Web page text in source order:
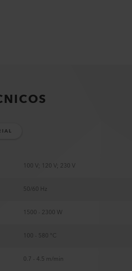
100 V; 120 V; 230 V
50/60 Hz
1500 - 2300 W
100 - 580 °C
0.7 - 4.5 m/min